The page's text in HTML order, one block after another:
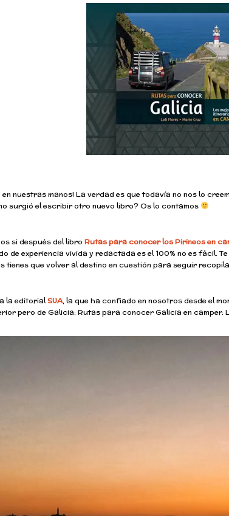
nuestras manos! La verdad es que todavía no nos lo
surgió el escribir otro nuevo libro? Os lo contamos
si después del libro Rutas para conocer los Pirineos en
de experiencia vivida y redactada es el 100% no es fácil.
tienes que volver al destino en cuestión para seguir
la editorialSUA, la que ha confiado en nosotros desde el
pero de Galicia: Rutas para conocer Galicia en